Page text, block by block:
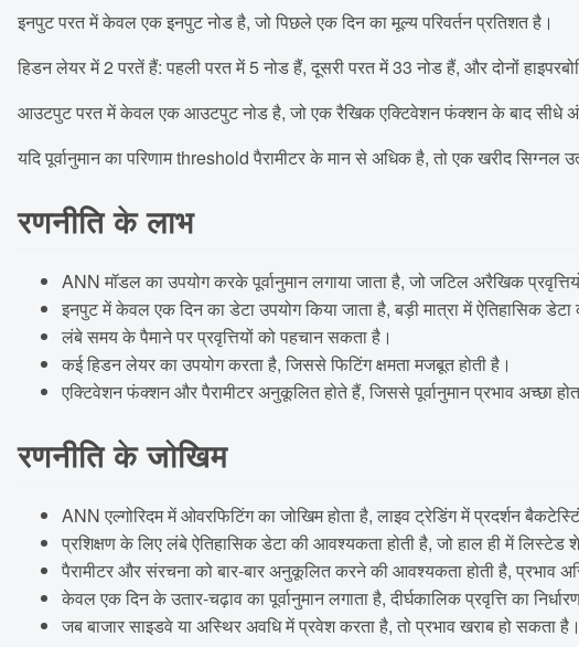
इनपुट परत में केवल एक इनपुट नोड है, जो पिछले एक दिन का मूल्य परिवर्तन प्रतिशत है।
हिडन लेयर में 2 परतें हैं: पहली परत में 5 नोड हैं, दूसरी परत में 33 नोड हैं, और दोनों
आउटपुट परत में केवल एक आउटपुट नोड है, जो एक रैखिक एक्टिवेशन फंक्शन के बाद सीधे
यदि पूर्वानुमान का परिणाम threshold पैरामीटर के मान से अधिक है, तो एक खरीद सिग्नल
रणनीति के लाभ
ANN मॉडल का उपयोग करके पूर्वानुमान लगाया जाता है, जो जटिल अरैखिक
इनपुट में केवल एक दिन का डेटा उपयोग किया जाता है, बड़ी मात्रा में ऐतिहासिक
लंबे समय के पैमाने पर प्रवृत्तियों को पहचान सकता है।
कई हिडन लेयर का उपयोग करता है, जिससे फिटिंग क्षमता मजबूत होती है।
एक्टिवेशन फंक्शन और पैरामीटर अनुकूलित होते हैं, जिससे पूर्वानुमान प्रभाव अच्छा
रणनीति के जोखिम
ANN एल्गोरिदम में ओवरफिटिंग का जोखिम होता है, लाइव ट्रेडिंग में प्रदर्शन
प्रशिक्षण के लिए लंबे ऐतिहासिक डेटा की आवश्यकता होती है, जो हाल ही में लिस्टेड
पैरामीटर और संरचना को बार-बार अनुकूलित करने की आवश्यकता होती है, प्रभाव
केवल एक दिन के उतार-चढ़ाव का पूर्वानुमान लगाता है, दीर्घकालिक प्रवृत्ति का
जब बाजार साइडवे या अस्थिर अवधि में प्रवेश करता है, तो प्रभाव खराब हो सकता है।